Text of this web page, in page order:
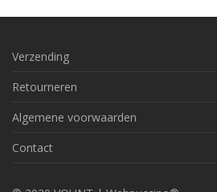
Verzending
Retourneren
Algemene voorwaarden
Contact